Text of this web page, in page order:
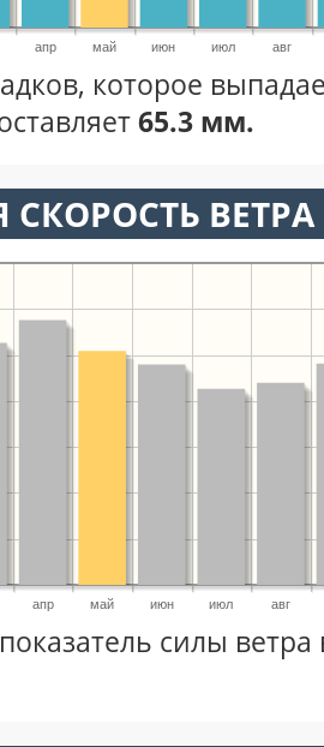
апр май июн июл авг
которое
65.3 мм.
СКОРОСТЬ
апр май июн июл авг
силы ветра